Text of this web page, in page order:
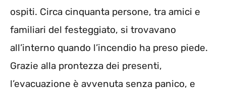
ospiti. Circa cinquanta persone, tra amici e
familiari del festeggiato, si trovavano
all’interno quando l’incendio ha preso piede.
Grazie alla prontezza dei presenti,
l’evacuazione è avvenuta senza panico, e